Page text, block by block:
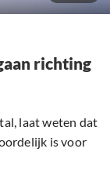
richting
laat weten dat
is voor